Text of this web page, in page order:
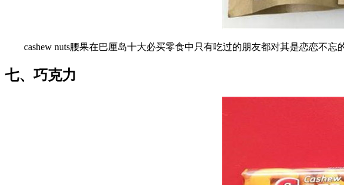
cashew nuts腰果在巴厘岛十大必买零食中只有吃过的朋友都对其是恋恋不忘
七、巧克力